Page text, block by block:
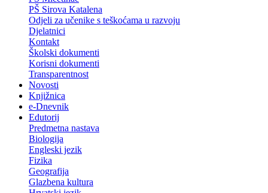
PŠ Sirova Katalena
Odjeli za učenike s teškoćama u razvoju
Djelatnici
Kontakt
Školski dokumenti
Korisni dokumenti
Transparentnost
Novosti
Knjižnica
e-Dnevnik
Edutorij
Predmetna nastava
Biologija
Engleski jezik
Fizika
Geografija
Glazbena kultura